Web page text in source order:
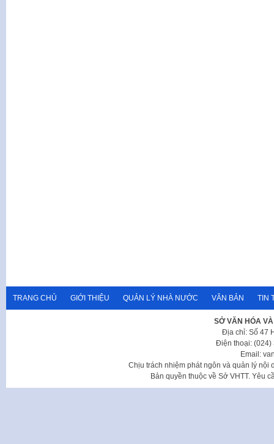
TRANG CHỦ GIỚI THIỆU QUẢN LÝ NHÀ NƯỚC VĂN BẢN TIN
SỞ VĂN HÓA
Địa chỉ: Số 47
Điện thoại: (024)
Email:
Chịu trách nhiệm phát ngôn và quản lý nội
Bản quyền thuộc về Sở VHTT. Yêu